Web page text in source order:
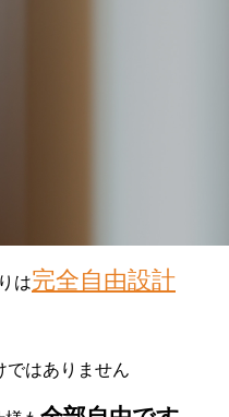
は完全自由設計
ではありません